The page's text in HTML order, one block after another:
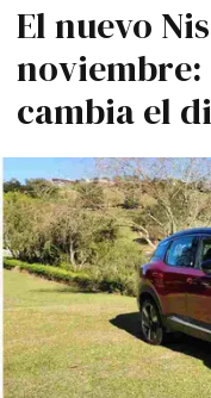
El nuevo
noviembre:
cambia el